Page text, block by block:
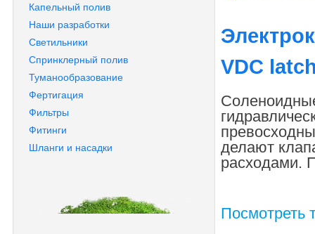
Капельный полив
Наши разработки
Светильники
Спринклерный полив
Туманообразование
Фертигация
Фильтры
Фитинги
Шланги и насадки
VDC
делают
расходами.
Посмотреть